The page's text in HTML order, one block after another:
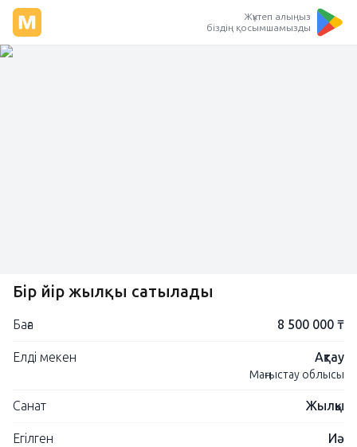
Жүктеп алыңыз
біздің қосымшамызды
Бір үйір жылқы сатылады
Баға 8 500 000 ₸
Елді мекен Ақтау
Маңғыстау облысы
Санат Жылқы
Егілген Иә